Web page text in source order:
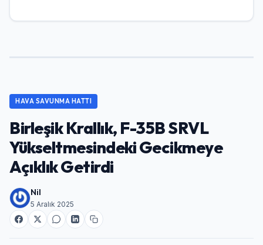
HAVA SAVUNMA HATTI
Birleşik Krallık, F-35B SRVL
Yükseltmesindeki Gecikmeye
Açıklık Getirdi
Nil
5 Aralık 2025